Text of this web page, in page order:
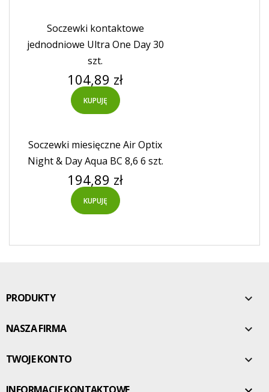
Soczewki kontaktowe
jednodniowe Ultra One Day 30
szt.
Cena
104,89 zł
KUPUJĘ
Soczewki miesięczne Air Optix
Night & Day Aqua BC 8,6 6 szt.
Cena
194,89 zł
KUPUJĘ
PRODUKTY 
NASZA FIRMA 
TWOJE KONTO 